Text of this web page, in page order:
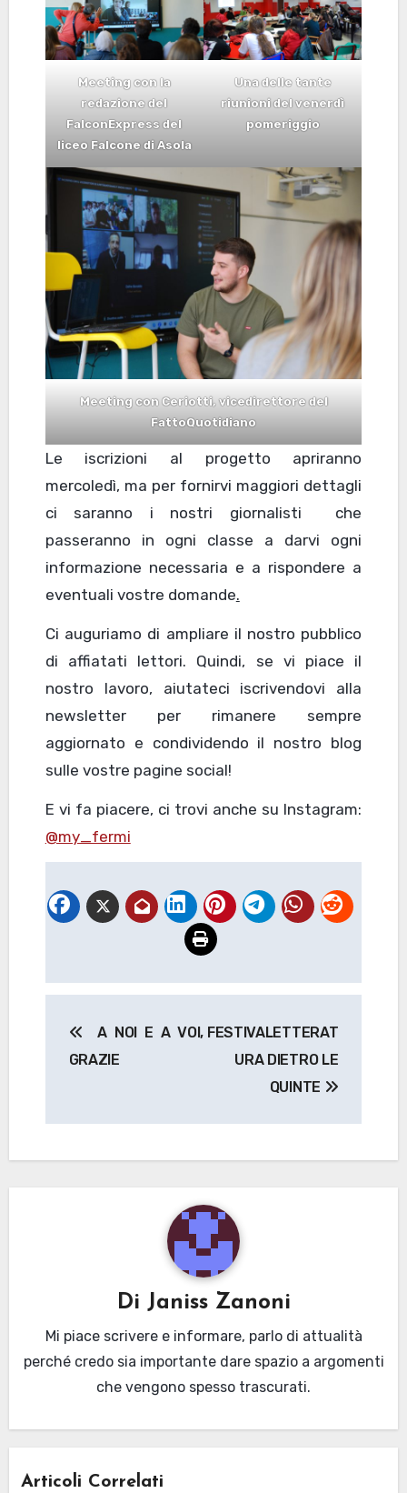
Meeting con la
redazione del
FalconExpress del
liceo Falcone di Asola
Una delle tante
riunioni del venerdì
pomeriggio
Meeting con Ceriotti, vicedirettore del
FattoQuotidiano
Le iscrizioni al progetto apriranno
mercoledì, ma per fornirvi maggiori dettagli
ci saranno i nostri giornalisti che
passeranno in ogni classe a darvi ogni
informazione necessaria e a rispondere a
eventuali vostre domande.
Ci auguriamo di ampliare il nostro pubblico
di affiatati lettori. Quindi, se vi piace il
nostro lavoro, aiutateci iscrivendovi alla
newsletter per rimanere sempre
aggiornato e condividendo il nostro blog
sulle vostre pagine social!
E vi fa piacere, ci trovi anche su Instagram:
@my_fermi
articoli
A NOI E A VOI,
GRAZIE
FESTIVALETTERAT
URA DIETRO LE
QUINTE
Di Janiss Zanoni
Mi piace scrivere e informare, parlo di attualità
perché credo sia importante dare spazio a argomenti
che vengono spesso trascurati.
Articoli Correlati